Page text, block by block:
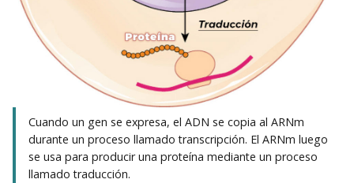
Cuando un gen se expresa, el ADN se copia al ARNm
durante un proceso llamado transcripción. El ARNm luego
se usa para producir una proteína mediante un proceso
llamado traducción.